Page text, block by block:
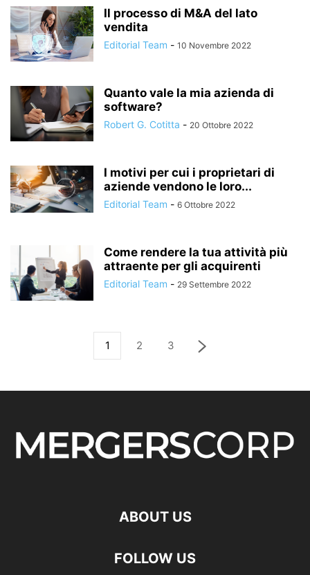
Il processo di M&A del lato
vendita
Editorial Team - 10 Novembre 2022
Quanto vale la mia azienda di
software?
Robert G. Cotitta - 20 Ottobre 2022
I motivi per cui i proprietari di
aziende vendono le loro...
Editorial Team - 6 Ottobre 2022
Come rendere la tua attività più
attraente per gli acquirenti
Editorial Team - 29 Settembre 2022
1 2 3
ABOUT US
FOLLOW US